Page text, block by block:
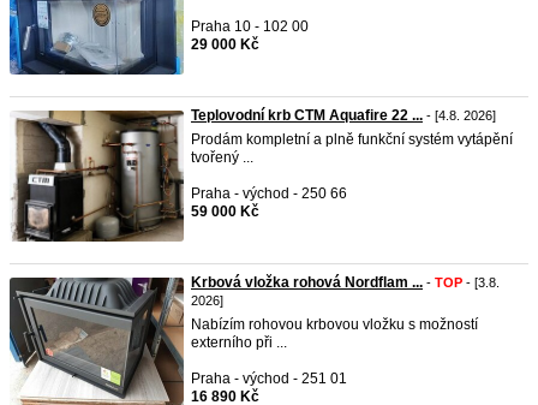
Praha 10 - 102 00
29 000 Kč
Teplovodní krb CTM Aquafire 22 ... - [4.8. 2026]
Prodám kompletní a plně funkční systém vytápění
tvořený ...
Praha - východ - 250 66
59 000 Kč
Krbová vložka rohová Nordflam ... - TOP - [3.8.
2026]
Nabízím rohovou krbovou vložku s možností
externího při ...
Praha - východ - 251 01
16 890 Kč